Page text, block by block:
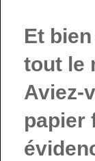
Et
tout le
Aviez-
papier